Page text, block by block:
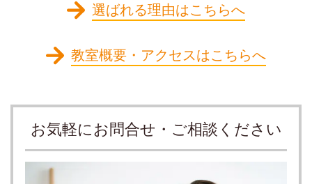
選ばれる理由はこちらへ
教室概要・アクセスはこちらへ
お気軽にお問合せ・ご相談ください